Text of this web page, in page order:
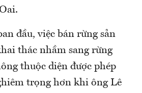
đầu, việc bán rừng sản
thác nhầm sang rừng
thuộc diện được phép
trọng hơn khi ông Lê